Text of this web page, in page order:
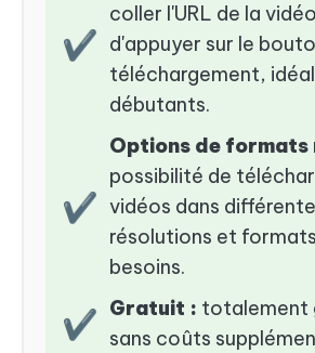
✔
coller l'URL de la
d'appuyer sur le
téléchargement,
débutants.
✔
Options de formats
possibilité de
vidéos dans
résolutions et
besoins.
✔ Gratuit : totalement
sans coûts